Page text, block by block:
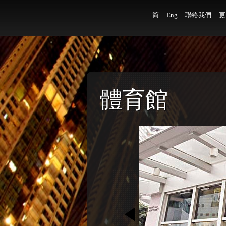
简 Eng 聯絡我們
體育館